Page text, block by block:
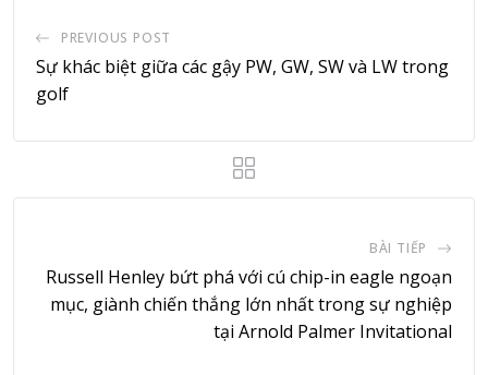
PREVIOUS POST
Sự khác biệt giữa các gậy PW, GW, SW và LW trong
golf
BÀI TIẾP
Russell Henley bứt phá với cú chip-in eagle ngoạn
mục, giành chiến thắng lớn nhất trong sự nghiệp
tại Arnold Palmer Invitational